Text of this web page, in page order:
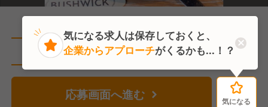
直近1人がこの求人を検討中
応募画面へ進む 気になる
気になる
気になる求人は保存しておくと、
企業からアプローチがくるかも...！？